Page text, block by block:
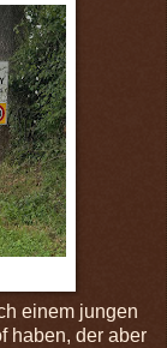
einem jungen
haben, der aber